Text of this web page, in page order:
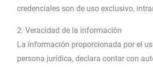
credenciales son de uso exclusivo,
2. Veracidad de la información
La información proporcionada por el
persona jurídica, declara contar con